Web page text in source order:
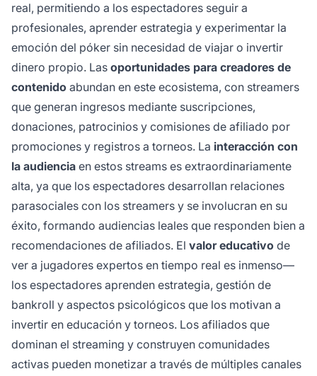
real, permitiendo a los espectadores seguir a
profesionales, aprender estrategia y experimentar la
emoción del póker sin necesidad de viajar o invertir
dinero propio. Las oportunidades para creadores de
contenido abundan en este ecosistema, con streamers
que generan ingresos mediante suscripciones,
donaciones, patrocinios y comisiones de afiliado por
promociones y registros a torneos. La interacción con
la audiencia en estos streams es extraordinariamente
alta, ya que los espectadores desarrollan relaciones
parasociales con los streamers y se involucran en su
éxito, formando audiencias leales que responden bien a
recomendaciones de afiliados. El valor educativo de
ver a jugadores expertos en tiempo real es inmenso—
los espectadores aprenden estrategia, gestión de
bankroll y aspectos psicológicos que los motivan a
invertir en educación y torneos. Los afiliados que
dominan el streaming y construyen comunidades
activas pueden monetizar a través de múltiples canales